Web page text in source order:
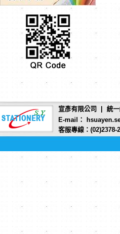
宣彥有限公司 | 統一
E-mail：
客服專線：